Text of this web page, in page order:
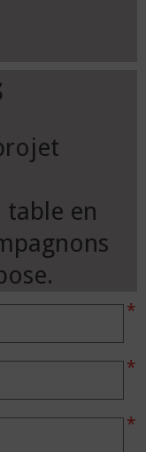
table en